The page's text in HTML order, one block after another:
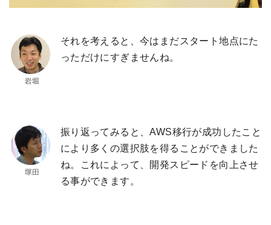
それを考えると、今はまだスタート地点にた
っただけにすぎませんね。
振り返ってみると、AWS移行が成功したこと
により多くの選択肢を得ることができました
ね。これによって、開発スピードを向上させ
る事ができます。